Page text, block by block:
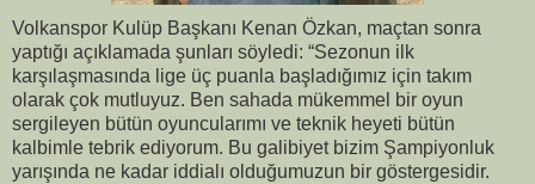
Volkanspor Kulüp Başkanı Kenan Özkan, maçtan sonra
yaptığı açıklamada şunları söyledi: “Sezonun ilk
karşılaşmasında lige üç puanla başladığımız için takım
olarak çok mutluyuz. Ben sahada mükemmel bir oyun
sergileyen bütün oyuncularımı ve teknik heyeti bütün
kalbimle tebrik ediyorum. Bu galibiyet bizim Şampiyonluk
yarışında ne kadar iddialı olduğumuzun bir göstergesidir.